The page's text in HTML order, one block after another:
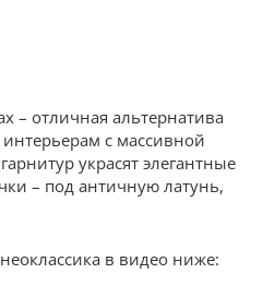
– отличная альтернатива
с массивной
украсят элегантные
– под античную латунь,
в видео ниже: